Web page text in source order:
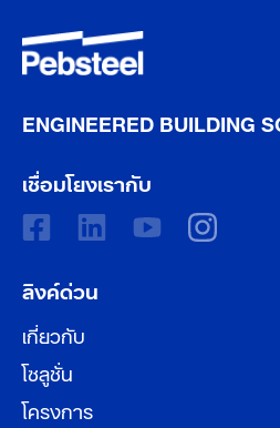
ENGINEERED BUILDING
เชื่อมโยงเรากับ
ลิงค์ด่วน
เกี่ยวกับ
โซลูชั่น
โครงการ